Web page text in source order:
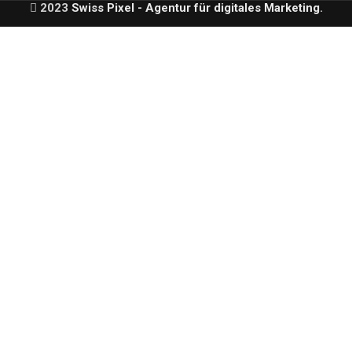
2023 Swiss Pixel - Agentur für digitales Marketing.